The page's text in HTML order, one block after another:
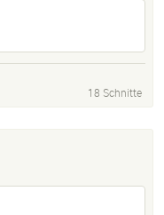
18 Schnitte